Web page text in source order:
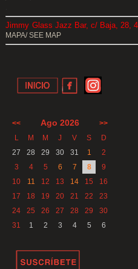
Jimmy Glass Jazz Bar, c/ Baja, 28,
MAPA/ SEE MAP
<< Ago 2026
>>
L
M M J V S
D
27
28 29 30 31 1
2
3
4 5 6 7 8
9
10
11 12 13 14 15
16
17
18 19 20 21 22
23
24
25 26 27 28 29
30
31
1 2 3 4 5 6